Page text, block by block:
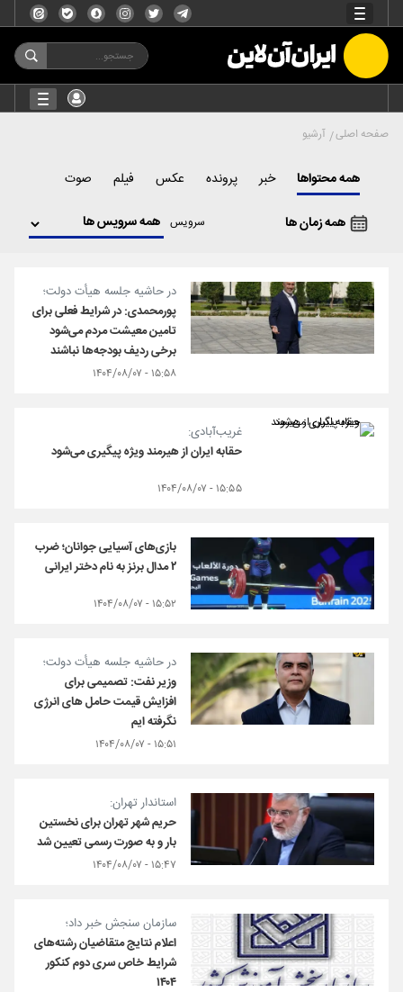
صفحه اصلی آرشیو
همه محتواها خبر پرونده عکس فیلم صوت
همه زمان ها سرویس
در حاشیه جلسه هیأت دولت؛
پورمحمدی: در شرایط فعلی برای
تامین معیشت مردم می‌شود
برخی ردیف بودجه‌ها نباشند
۱۵:۵۸ - ۱۴۰۴/۰۸/۰۷
غریب‌آبادی:
حقابه ایران از هیرمند ویژه پیگیری می‌شود
۱۵:۵۵ - ۱۴۰۴/۰۸/۰۷
بازی‌های آسیایی جوانان؛ ضرب
۲ مدال برنز به نام دختر ایرانی
۱۵:۵۲ - ۱۴۰۴/۰۸/۰۷
در حاشیه جلسه هیأت دولت؛
وزیر نفت: تصمیمی برای
افزایش قیمت حامل های انرژی
نگرفته ایم
۱۵:۵۱ - ۱۴۰۴/۰۸/۰۷
استاندار تهران:
حریم شهر تهران برای نخستین
بار و به صورت رسمی تعیین شد
۱۵:۴۷ - ۱۴۰۴/۰۸/۰۷
سازمان سنجش خبر داد؛
اعلام نتایج متقاضیان رشته‌های
شرایط خاص سری دوم کنکور
۱۴۰۴